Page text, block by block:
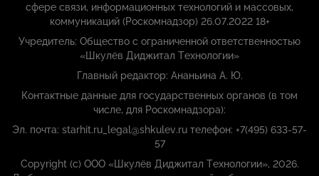
сфере связи, информационных технологий и массовых,
коммуникаций (Роскомнадзор) 26.07.2022 18+
Учредитель: Общество с ограниченной ответственностью
«Шкулёв Диджитал Технологии»
Главный редактор: Ананьина А. Ю.
Контактные данные для государственных органов (в том
числе, для Роскомнадзора):
Эл. почта: starhit.ru_legal@shkulev.ru телефон: +7(495) 633-57-
57
Copyright (с) ООО «Шкулёв Диджитал Технологии», 2026.